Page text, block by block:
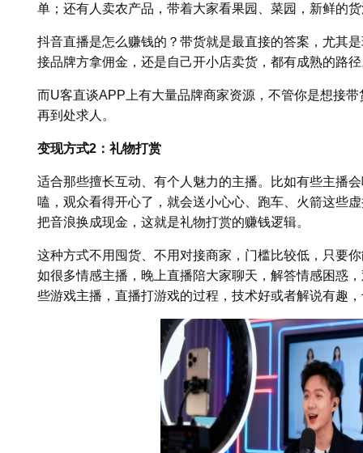
单；还有人卖农产品，带着大家看果园、菜园，新鲜的
抖音直播是怎么赚钱的？带货就是最直接的答案，尤其
接品牌方拿佣金，还是自己开小店卖货，都有成熟的路
而U客直谈APP上有大量品牌商家资源，不管你是想接
再到处求人。
变现方式2：礼物打赏
适合那些擅长互动、有个人魅力的主播。比如有些主播
嗑，观众看得开心了，就会送小心心、跑车、火箭这些
把音浪换成现金，这就是礼物打赏的赚钱逻辑。
这种方式不用囤货、不用对接商家，门槛比较低，只要
如很多情感主播，晚上直播陪大家聊天，解答情感困惑
些游戏主播，直播打游戏的过程，技术好或者解说有趣